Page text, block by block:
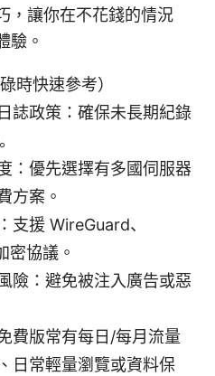
，讓你在不花錢的情況
驗。
時快速參考）
誌政策：確保未長期紀錄
：優先選擇有多國伺服器
方案。
支援 WireGuard、
密協議。
險：避免被注入廣告或惡
費版常有每日/每月流量
日常輕量瀏覽或資料保